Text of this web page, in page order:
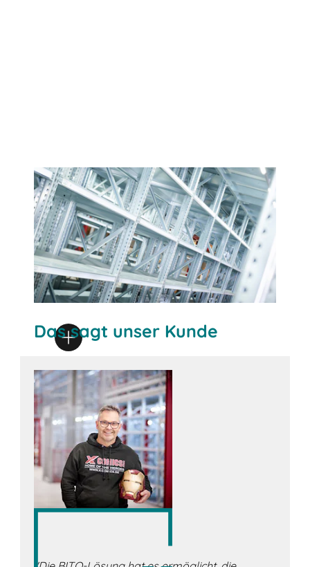
Das sagt unser Kunde